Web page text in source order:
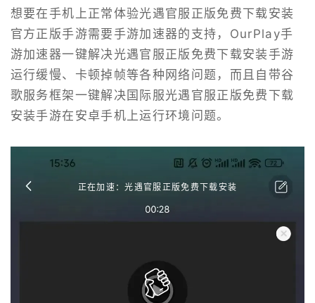
想要在手机上正常体验光遇官服正版免费下载安装
官方正版手游需要手游加速器的支持，OurPlay手
游加速器一键解决光遇官服正版免费下载安装手游
运行缓慢、卡顿掉帧等各种网络问题，而且自带谷
歌服务框架一键解决国际服光遇官服正版免费下载
安装手游在安卓手机上运行环境问题。
正在加速：光遇官服正版免费下载安装